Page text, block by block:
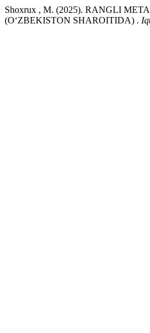
Shoxrux , M. (2025). RANGLI
(O‘ZBEKISTON SHAROITIDA) .